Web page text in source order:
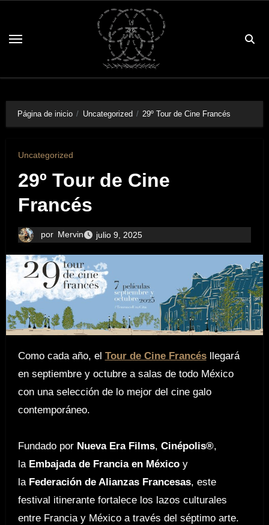
contenido
Página de inicio Uncategorized 29º Tour de Cine Francés
Uncategorized
29º Tour de Cine
Francés
por Mervin julio 9, 2025
Como cada año, el Tour de Cine Francésllegará
en septiembre y octubre a salas de todo México
con una selección de lo mejor del cine galo
contemporáneo.
Fundado por Nueva Era Films, Cinépolis®,
la Embajada de Francia en Méxicoy
la Federación de Alianzas Francesas, este
festival itinerante fortalece los lazos culturales
entre Francia y México a través del séptimo arte.